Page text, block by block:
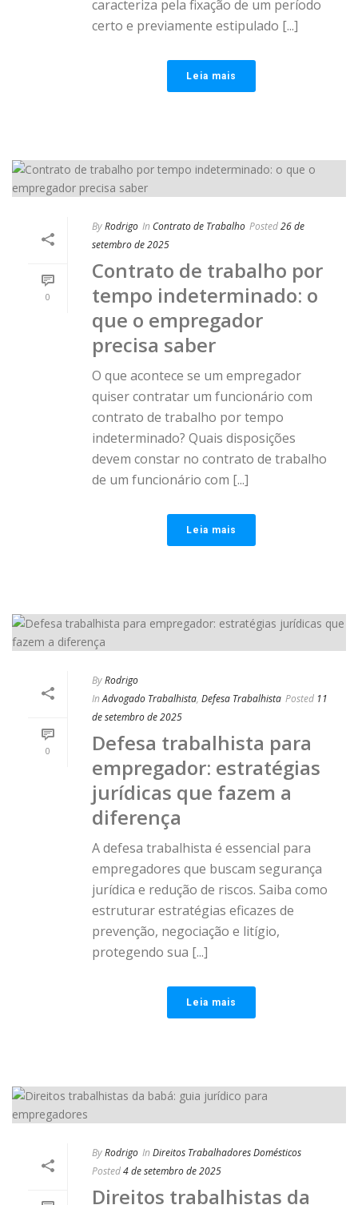
caracteriza pela fixação de um período
certo e previamente estipulado [...]
Leia mais
0
ByRodrigo In Contrato de Trabalho Posted26 de
setembro de 2025
Contrato de trabalho por
tempo indeterminado: o
que o empregador
precisa saber
O que acontece se um empregador
quiser contratar um funcionário com
contrato de trabalho por tempo
indeterminado? Quais disposições
devem constar no contrato de trabalho
de um funcionário com [...]
Leia mais
0
ByRodrigo
In Advogado Trabalhista, Defesa Trabalhista Posted 11
de setembro de 2025
Defesa trabalhista para
empregador: estratégias
jurídicas que fazem a
diferença
A defesa trabalhista é essencial para
empregadores que buscam segurança
jurídica e redução de riscos. Saiba como
estruturar estratégias eficazes de
prevenção, negociação e litígio,
protegendo sua [...]
Leia mais
ByRodrigo In Direitos Trabalhadores Domésticos
Posted4 de setembro de 2025
Direitos trabalhistas da